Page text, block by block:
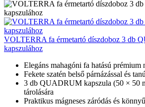
VOLTERRA fa érmetartó díszdoboz 3 db
kapszulához
Elegáns mahagóni fa hatású prémium
Fekete szatén belső párnázással és
3 db QUADRUM kapszula (50 × 50
tárolására
Praktikus mágneses záródás és